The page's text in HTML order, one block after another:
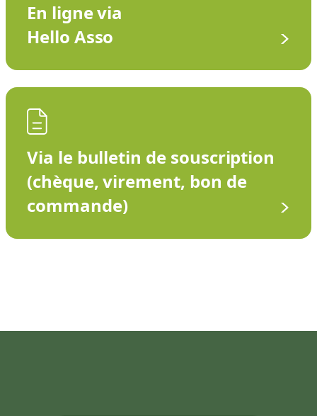
En ligne via
Hello Asso
Via le bulletin de souscription
(chèque, virement, bon de
commande)